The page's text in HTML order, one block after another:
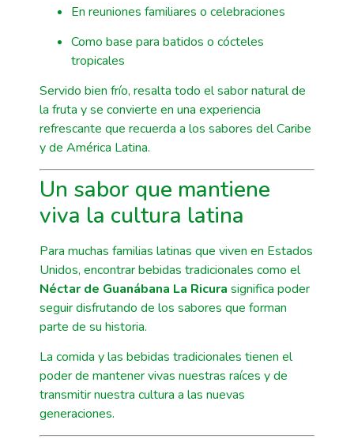
En reuniones familiares o celebraciones
Como base para batidos o cócteles
tropicales
Servido bien frío, resalta todo el sabor natural de
la fruta y se convierte en una experiencia
refrescante que recuerda a los sabores del Caribe
y de América Latina.
Un sabor que mantiene
viva la cultura latina
Para muchas familias latinas que viven en Estados
Unidos, encontrar bebidas tradicionales como el
Néctar de Guanábana La Ricura significa poder
seguir disfrutando de los sabores que forman
parte de su historia.
La comida y las bebidas tradicionales tienen el
poder de mantener vivas nuestras raíces y de
transmitir nuestra cultura a las nuevas
generaciones.